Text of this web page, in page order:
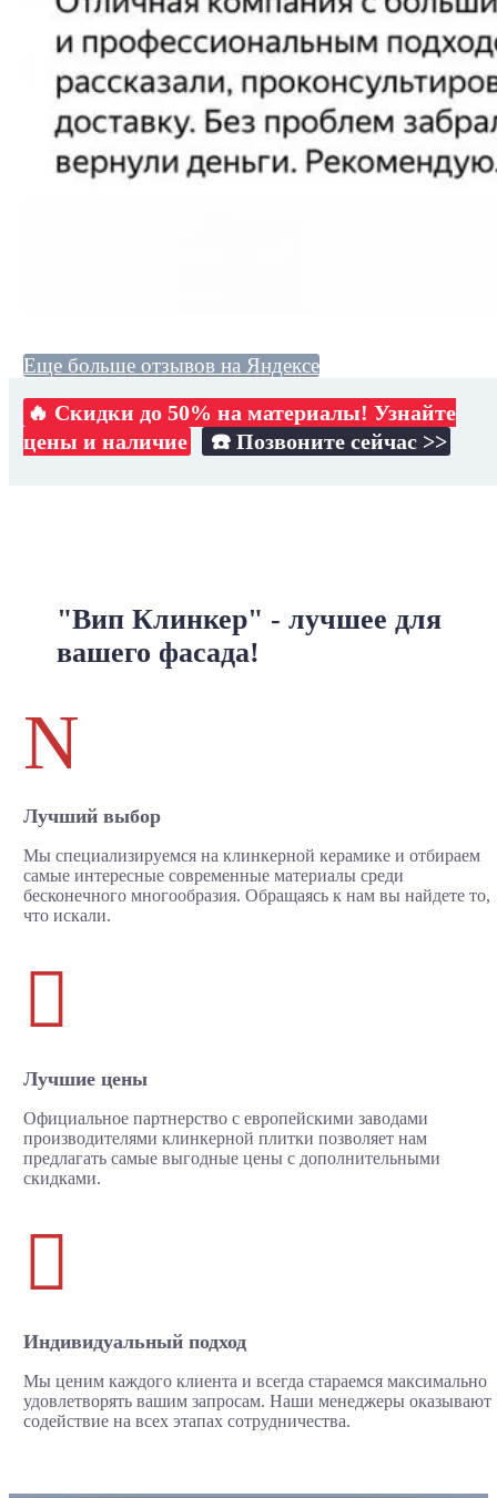
Еще больше отзывов на Яндексе
🔥 Скидки до 50% на материалы! Узнайте
цены и наличие
☎️ Позвоните сейчас >>
"Вип Клинкер" - лучшее для
вашего фасада!
N
Лучший выбор
Мы специализируемся на клинкерной керамике и отбираем
самые интересные современные материалы среди
бесконечного многообразия. Обращаясь к нам вы найдете то,
что искали.

Лучшие цены
Официальное партнерство с европейскими заводами
производителями клинкерной плитки позволяет нам
предлагать самые выгодные цены с дополнительными
скидками.

Индивидуальный подход
Мы ценим каждого клиента и всегда стараемся максимально
удовлетворять вашим запросам. Наши менеджеры оказывают
содействие на всех этапах сотрудничества.